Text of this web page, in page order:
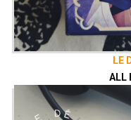
LE
ALL